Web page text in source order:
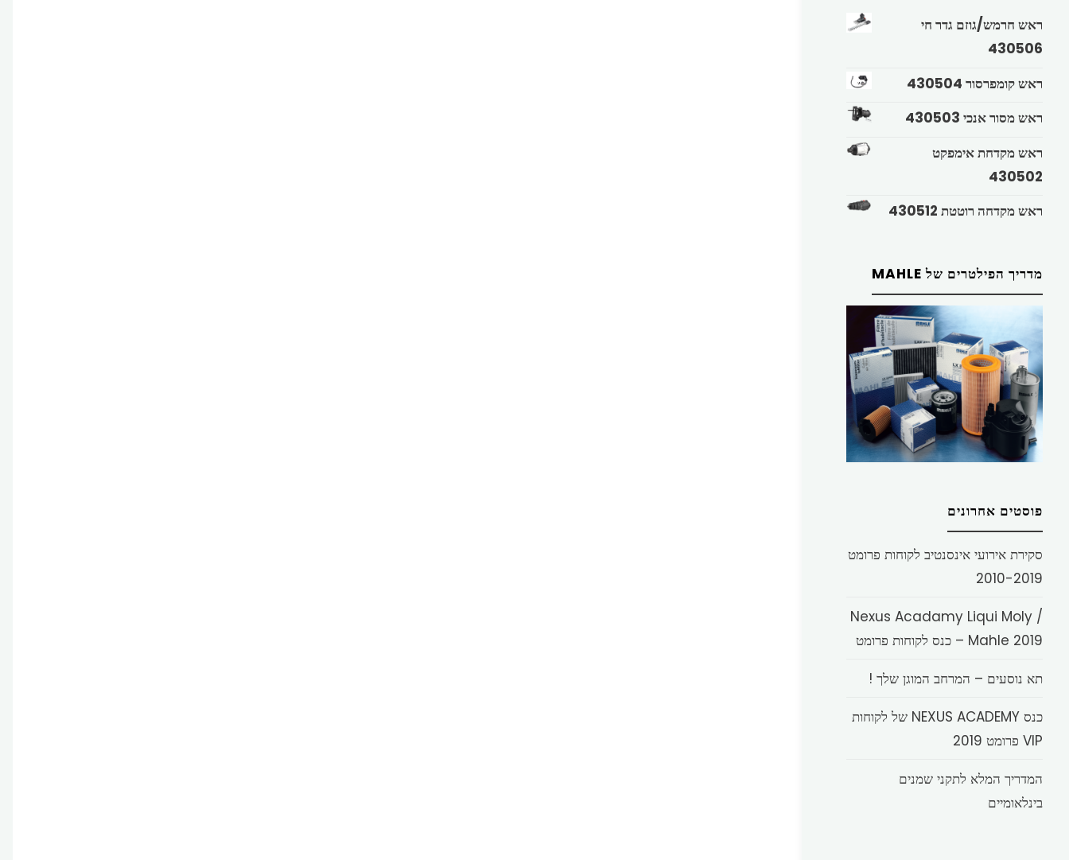
ראש חרמש/גוזם גדר חי
430506
ראש קומפרסור 430504
ראש מסור אנכי 430503
ראש מקדחת אימפקט
430502
ראש מקדחה רוטטת 430512
מדריך הפילטרים של MAHLE
פוסטים אחרונים
סקירת אירועי אינסנטיב לקוחות פרומט
2010-2019
Nexus Acadamy Liqui Moly /
Mahle 2019 – כנס לקוחות פרומט
תא נוסעים – המרחב המוגן שלך !
כנס NEXUS ACADEMY של לקוחות
VIP פרומט 2019
המדריך המלא לתקני שמנים
בינלאומיים